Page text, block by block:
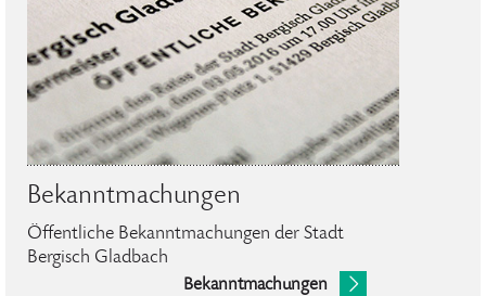
Bekanntmachungen
Öffentliche Bekanntmachungen der Stadt
Bergisch Gladbach
Bekanntmachungen